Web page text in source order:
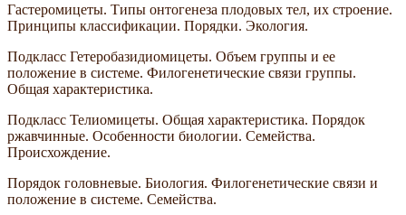
Гастеромицеты. Типы онтогенеза плодовых тел, их строение.
Принципы классификации. Порядки. Экология.
Подкласс Гетеробазидиомицеты. Объем группы и ее
положение в системе. Филогенетические связи группы.
Общая характеристика.
Подкласс Телиомицеты. Общая характеристика. Порядок
ржавчинные. Особенности биологии. Семейства.
Происхождение.
Порядок головневые. Биология. Филогенетические связи и
положение в системе. Семейства.